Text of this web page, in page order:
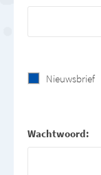
Nieuwsbrief
Wachtwoord: